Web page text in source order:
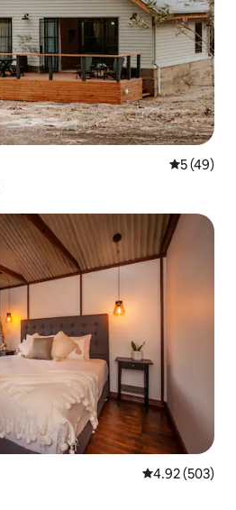
คะแนนเฉลี่
5 (49)
คะแนนเฉลี่ย
4.92 (503)